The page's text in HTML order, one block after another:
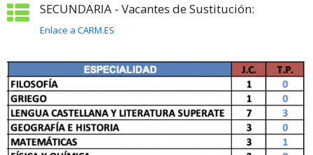
SECUNDARIA - Vacantes de Sustitución:
Enlace a CARM.ES